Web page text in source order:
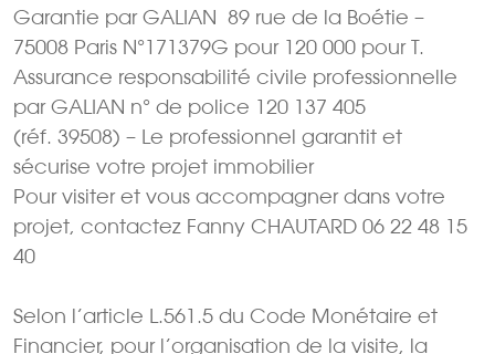
Garantie par GALIAN  89 rue de la Boétie –
75008 Paris N°171379G pour 120 000 pour T.
Assurance responsabilité civile professionnelle
par GALIAN n° de police 120 137 405
(réf. 39508) – Le professionnel garantit et
sécurise votre projet immobilier
Pour visiter et vous accompagner dans votre
projet, contactez Fanny CHAUTARD 06 22 48 15
40
Selon l’article L.561.5 du Code Monétaire et
Financier, pour l’organisation de la visite, la